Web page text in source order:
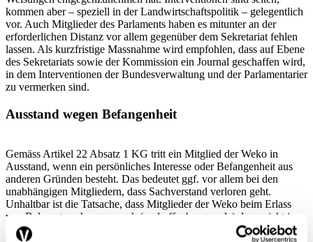
kommen aber – speziell in der Landwirtschaftspolitik – gelegentlich
vor. Auch Mitglieder des Parlaments haben es mitunter an der
erforderlichen Distanz vor allem gegenüber dem Sekretariat fehlen
lassen. Als kurzfristige Massnahme wird empfohlen, dass auf Ebene
des Sekretariats sowie der Kommission ein Journal geschaffen wird,
in dem Interventionen der Bundesverwaltung und der Parlamentarier
zu vermerken sind.
Ausstand wegen Befangenheit
Gemäss Artikel 22 Absatz 1 KG tritt ein Mitglied der Weko in
Ausstand, wenn ein persönliches Interesse oder Befangenheit aus
anderen Gründen besteht. Das bedeutet ggf. vor allem bei den
unabhängigen Mitgliedern, dass Sachverstand verloren geht.
Unhaltbar ist die Tatsache, dass Mitglieder der Weko beim Erlass
von Bekanntmachungen auch (und offenbar gerade) dann nicht in
Ausstand treten, wenn sie ein besonderes Interesse an bestimmten